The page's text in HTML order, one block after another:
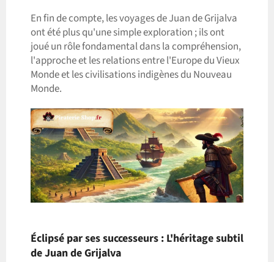
En fin de compte, les voyages de Juan de Grijalva
ont été plus qu'une simple exploration ; ils ont
joué un rôle fondamental dans la compréhension,
l'approche et les relations entre l'Europe du Vieux
Monde et les civilisations indigènes du Nouveau
Monde.
Éclipsé par ses successeurs : L'héritage subtil
de Juan de Grijalva